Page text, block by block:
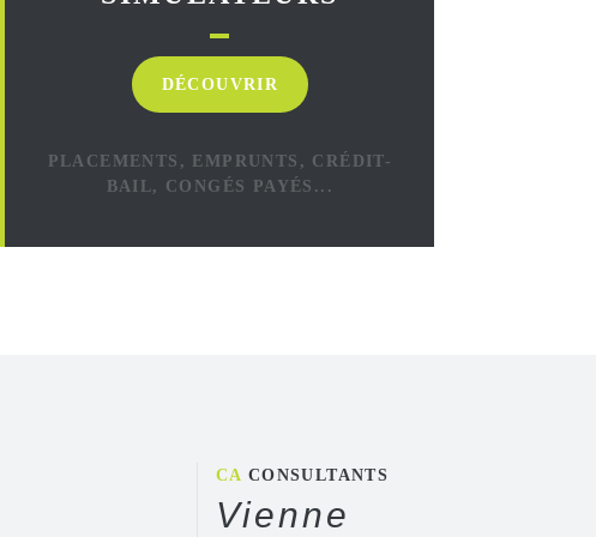
DÉCOUVRIR
PLACEMENTS, EMPRUNTS, CRÉDIT-
BAIL, CONGÉS PAYÉS...
CA CONSULTANTS
Vienne